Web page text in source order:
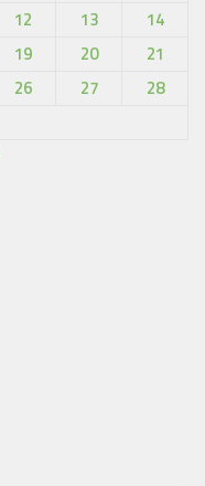
12 13
14
19 20
21
26 27
28